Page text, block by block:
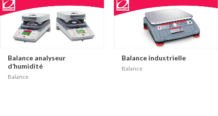
Balance analyseur
d’humidité
Balance
Balance industrielle
Balance